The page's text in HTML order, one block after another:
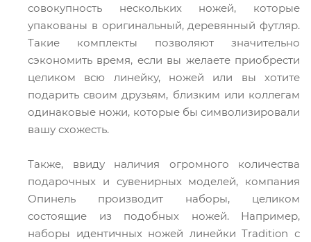
совокупность нескольких ножей, которые
упакованы в оригинальный, деревянный футляр.
Такие комплекты позволяют значительно
сэкономить время, если вы желаете приобрести
целиком всю линейку, ножей или вы хотите
подарить своим друзьям, близким или коллегам
одинаковые ножи, которые бы символизировали
вашу схожесть.
Также, ввиду наличия огромного количества
подарочных и сувенирных моделей, компания
Опинель производит наборы, целиком
состоящие из подобных ножей. Например,
наборы идентичных ножей линейки Tradition с